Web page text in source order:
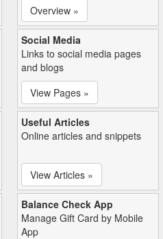
Overview »
Social Media
Links to social media pages
and blogs
View Pages »
Useful Articles
Online articles and snippets
View Articles »
Balance Check App
Manage Gift Card by Mobile
App